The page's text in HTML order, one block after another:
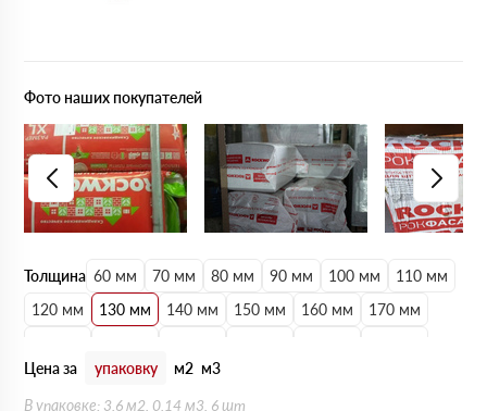
Толщина 60 мм 70 мм 80 мм 90 мм 100 мм
110 мм
120 мм
130 мм 140 мм 150 мм 160 мм
170 мм
Цена за
упаковку м2 м3
В упаковке: 3.6 м2, 0.14 м3, 6 шт
Фото наших покупателей